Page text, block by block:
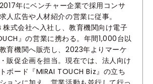
年にベンチャー企業で採用コンサ
人広告や人材紹介の営業に従事。
式会社へ入社し、教育機関向け電子
』の営業に携わる。年間1,000台以
育機関へ販売し、2023年よりマーケ
販促企画を担当。現在では、法人向け
ボード『MIRAI TOUCH Biz』の立ち